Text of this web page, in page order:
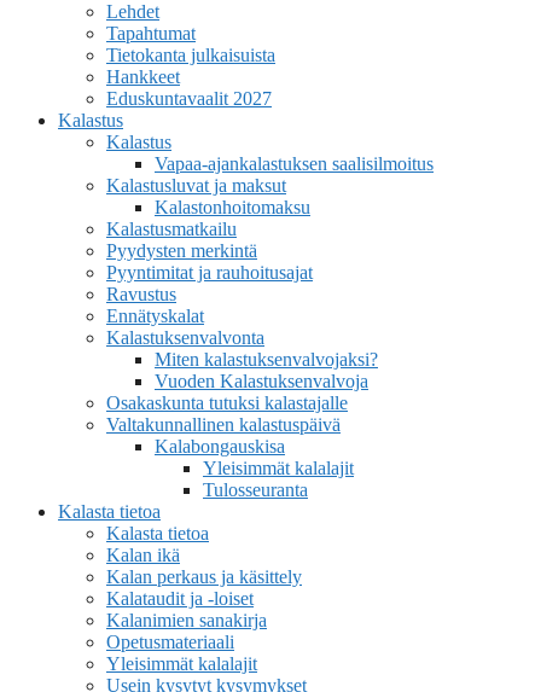
Lehdet
Tapahtumat
Tietokanta julkaisuista
Hankkeet
Eduskuntavaalit 2027
Kalastus
Kalastus
Vapaa-ajankalastuksen saalisilmoitus
Kalastusluvat ja maksut
Kalastonhoitomaksu
Kalastusmatkailu
Pyydysten merkintä
Pyyntimitat ja rauhoitusajat
Ravustus
Ennätyskalat
Kalastuksenvalvonta
Miten kalastuksenvalvojaksi?
Vuoden Kalastuksenvalvoja
Osakaskunta tutuksi kalastajalle
Valtakunnallinen kalastuspäivä
Kalabongauskisa
Yleisimmät kalalajit
Tulosseuranta
Kalasta tietoa
Kalasta tietoa
Kalan ikä
Kalan perkaus ja käsittely
Kalataudit ja -loiset
Kalanimien sanakirja
Opetusmateriaali
Yleisimmät kalalajit
Usein kysytyt kysymykset